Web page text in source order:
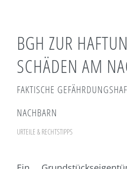
BGH ZUR
SCHÄDEN AM
FAKTISCHE
NACHBARN
URTEILE & RECHTSTIPPS